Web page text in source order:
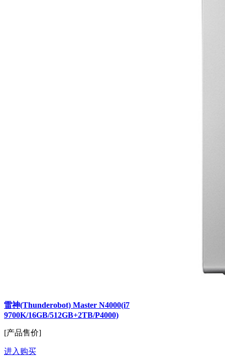
雷神(Thunderobot) Master N4000(i7
9700K/16GB/512GB+2TB/P4000)
[产品售价]
进入购买